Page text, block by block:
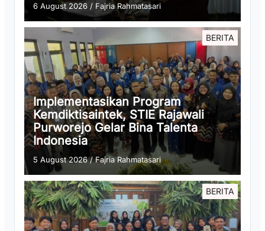
6 August 2026 / Fajria Rahmatasari
BERITA
Implementasikan Program
Kemdiktisaintek, STIE Rajawali
Purworejo Gelar Bina Talenta
Indonesia
5 August 2026/Fajria Rahmatasari
BERITA